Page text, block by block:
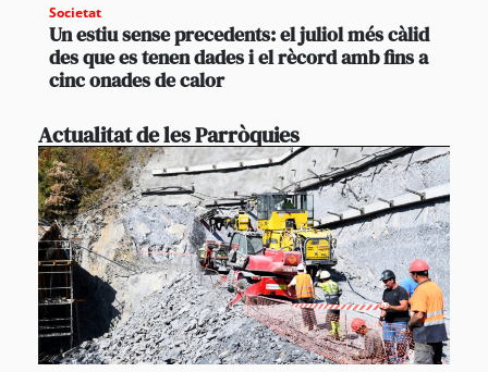
Societat
Un estiu sense precedents: el juliol més càlid
des que es tenen dades i el rècord amb fins a
cinc onades de calor
Actualitat de les Parròquies